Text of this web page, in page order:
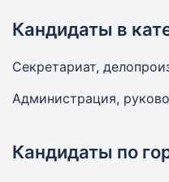
Кандидаты в
Секретариат,
Администрация,
Кандидаты по